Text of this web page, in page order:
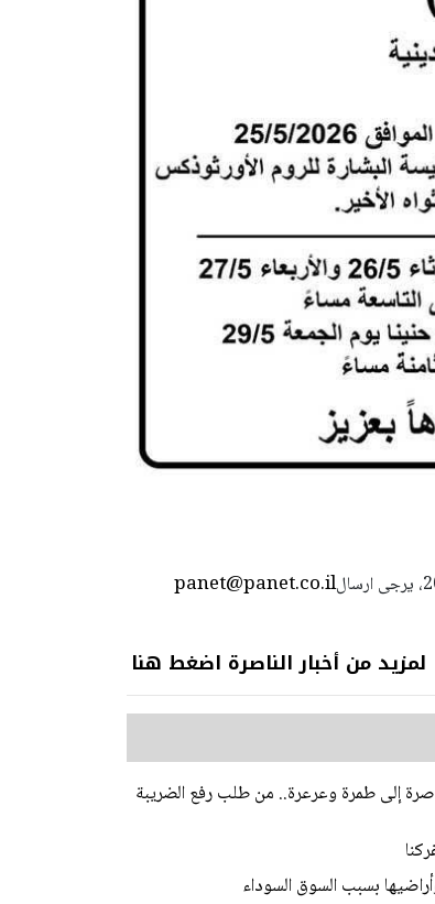
panet@panet.co.ilاستعمال المضامين بموجب بند 27 أ لقانون الحقوق الأدبية لسنة 2007، يرجى ارسال
لمزيد من أخبار الناصرة اضغط هنا
إلى طمرة وعرعرة.. من طلب رفع الضريبة
بسبب السوق السوداء